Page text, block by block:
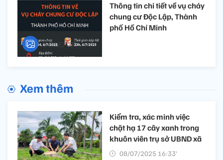
Thông tin chi tiết về vụ cháy
chung cư Độc Lập, Thành
phố Hồ Chí Minh
Xem thêm
Kiểm tra, xác minh việc
chặt hạ 17 cây xanh trong
khuôn viên trụ sở UBND xã
08/07/2025 16:33’